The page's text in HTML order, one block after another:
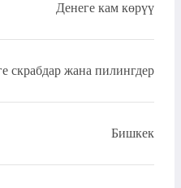
Денеге кам көрүү
скрабдар жана пилингдер
Бишкек